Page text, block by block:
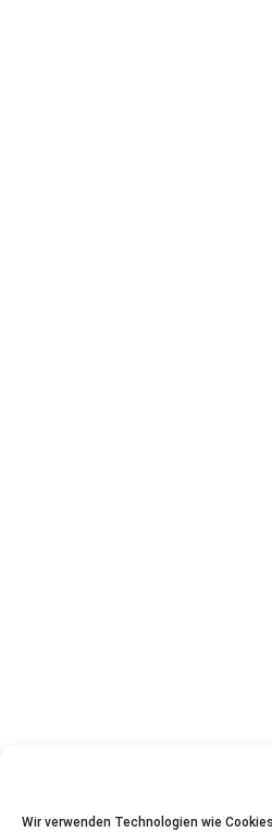
Wir verwenden Technologien wie